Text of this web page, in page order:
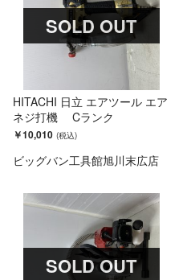
SOLD OUT
HITACHI 日立 エアツール エア
ネジ打機 Cランク
￥10,010
ビッグバン工具館旭川末広店
SOLD OUT